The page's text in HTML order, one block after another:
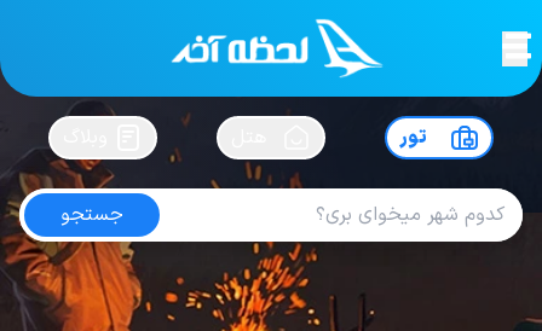
لحظه آخرسفرت رو بساز !
تور
جستجو
تور مشهد از همدان
4.2 از5| از102 کاربر